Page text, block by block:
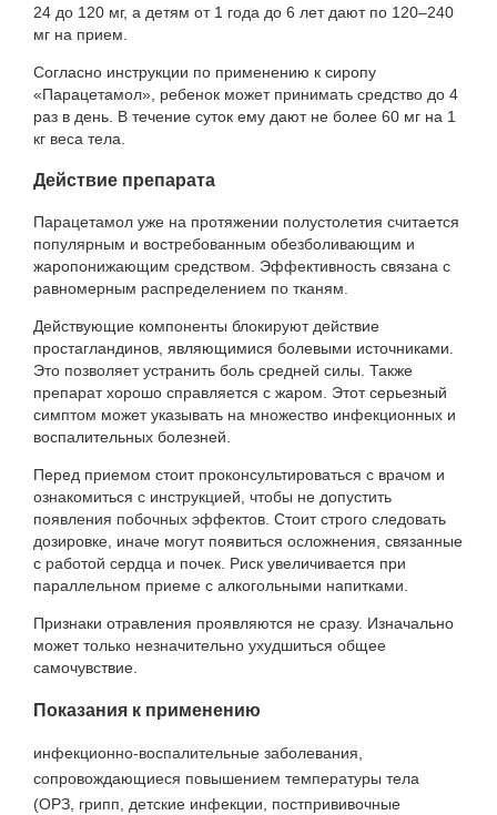
24 до 120 мг, а детям от 1 года до 6 лет дают по 120–240
мг на прием.
Согласно инструкции по применению к сиропу
«Парацетамол», ребенок может принимать средство до 4
раз в день. В течение суток ему дают не более 60 мг на 1
кг веса тела.
Действие препарата
Парацетамол уже на протяжении полустолетия считается
популярным и востребованным обезболивающим и
жаропонижающим средством. Эффективность связана с
равномерным распределением по тканям.
Действующие компоненты блокируют действие
простагландинов, являющимися болевыми источниками.
Это позволяет устранить боль средней силы. Также
препарат хорошо справляется с жаром. Этот серьезный
симптом может указывать на множество инфекционных и
воспалительных болезней.
Перед приемом стоит проконсультироваться с врачом и
ознакомиться с инструкцией, чтобы не допустить
появления побочных эффектов. Стоит строго следовать
дозировке, иначе могут появиться осложнения, связанные
с работой сердца и почек. Риск увеличивается при
параллельном приеме с алкогольными напитками.
Признаки отравления проявляются не сразу. Изначально
может только незначительно ухудшиться общее
самочувствие.
Показания к применению
инфекционно-воспалительные заболевания,
сопровождающиеся повышением температуры тела
(ОРЗ, грипп, детские инфекции, постпрививочные